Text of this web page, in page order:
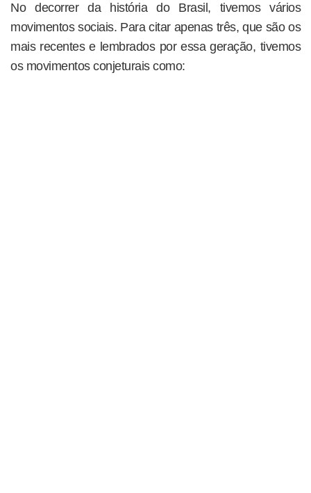
No decorrer da história do Brasil, tivemos vários
movimentos sociais. Para citar apenas três, que são os
mais recentes e lembrados por essa geração, tivemos
os movimentos conjeturais como: